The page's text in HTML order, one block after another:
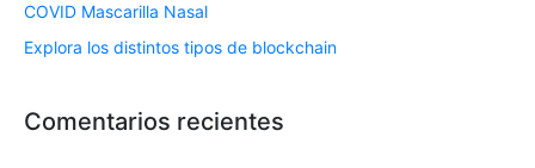
COVID Mascarilla Nasal
Explora los distintos tipos de blockchain
Comentarios recientes